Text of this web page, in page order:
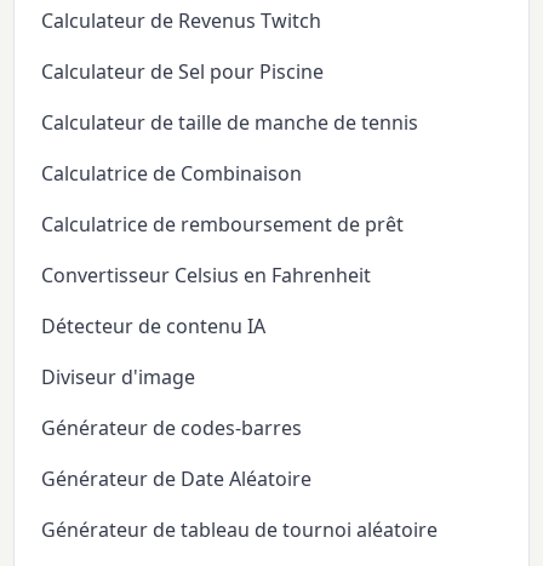
Calculateur de Revenus Twitch
Calculateur de Sel pour Piscine
Calculateur de taille de manche de tennis
Calculatrice de Combinaison
Calculatrice de remboursement de prêt
Convertisseur Celsius en Fahrenheit
Détecteur de contenu IA
Diviseur d'image
Générateur de codes-barres
Générateur de Date Aléatoire
Générateur de tableau de tournoi aléatoire